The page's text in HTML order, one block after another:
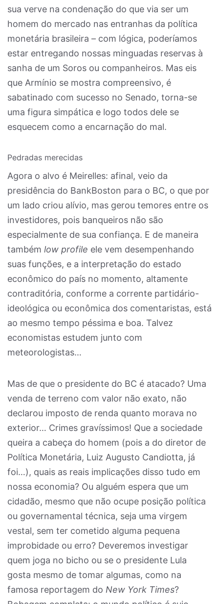
sua verve na condenação do que via ser um
homem do mercado nas entranhas da política
monetária brasileira – com lógica, poderíamos
estar entregando nossas minguadas reservas à
sanha de um Soros ou companheiros. Mas eis
que Armínio se mostra compreensivo, é
sabatinado com sucesso no Senado, torna-se
uma figura simpática e logo todos dele se
esquecem como a encarnação do mal.
Pedradas merecidas
Agora o alvo é Meirelles: afinal, veio da
presidência do BankBoston para o BC, o que por
um lado criou alívio, mas gerou temores entre os
investidores, pois banqueiros não são
especialmente de sua confiança. E de maneira
também low profile ele vem desempenhando
suas funções, e a interpretação do estado
econômico do país no momento, altamente
contraditória, conforme a corrente partidário-
ideológica ou econômica dos comentaristas, está
ao mesmo tempo péssima e boa. Talvez
economistas estudem junto com
meteorologistas…
Mas de que o presidente do BC é atacado? Uma
venda de terreno com valor não exato, não
declarou imposto de renda quanto morava no
exterior… Crimes gravíssimos! Que a sociedade
queira a cabeça do homem (pois a do diretor de
Política Monetária, Luiz Augusto Candiotta, já
foi…), quais as reais implicações disso tudo em
nossa economia? Ou alguém espera que um
cidadão, mesmo que não ocupe posição política
ou governamental técnica, seja uma virgem
vestal, sem ter cometido alguma pequena
improbidade ou erro? Deveremos investigar
quem joga no bicho ou se o presidente Lula
gosta mesmo de tomar algumas, como na
famosa reportagem do New York Times?